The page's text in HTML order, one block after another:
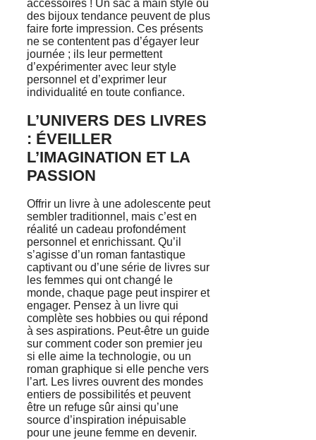
accessoires ! Un sac à main stylé ou
des bijoux tendance peuvent de plus
faire forte impression. Ces présents
ne se contentent pas d’égayer leur
journée ; ils leur permettent
d’expérimenter avec leur style
personnel et d’exprimer leur
individualité en toute confiance.
L’UNIVERS DES LIVRES
: ÉVEILLER
L’IMAGINATION ET LA
PASSION
Offrir un livre à une adolescente peut
sembler traditionnel, mais c’est en
réalité un cadeau profondément
personnel et enrichissant. Qu’il
s’agisse d’un roman fantastique
captivant ou d’une série de livres sur
les femmes qui ont changé le
monde, chaque page peut inspirer et
engager. Pensez à un livre qui
complète ses hobbies ou qui répond
à ses aspirations. Peut-être un guide
sur comment coder son premier jeu
si elle aime la technologie, ou un
roman graphique si elle penche vers
l’art. Les livres ouvrent des mondes
entiers de possibilités et peuvent
être un refuge sûr ainsi qu’une
source d’inspiration inépuisable
pour une jeune femme en devenir.